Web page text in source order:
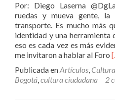
Por: Diego Laserna
ruedas y mueva gente,
transporte. Es mucho más
identidad y una herramienta
eso es cada vez es más
me invitaron a hablar al Foro
Publicada enArtículos, Cultura
Bogotá,cultura ciudadana 2